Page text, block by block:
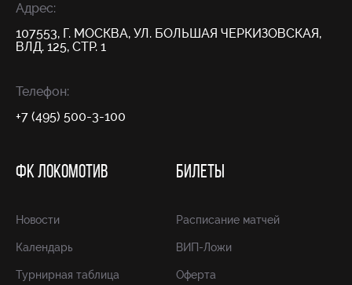
Адрес:
107553, Г. МОСКВА, УЛ. БОЛЬШАЯ ЧЕРКИЗОВСКАЯ,
ВЛД. 125, СТР. 1
Телефон:
+7 (495) 500-3-100
ФК ЛОКОМОТИВ
Новости
Календарь
Турнирная таблица
БИЛЕТЫ
Расписание матчей
ВИП-Ложи
Оферта